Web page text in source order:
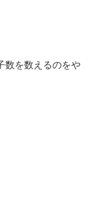
数を数えるのをや